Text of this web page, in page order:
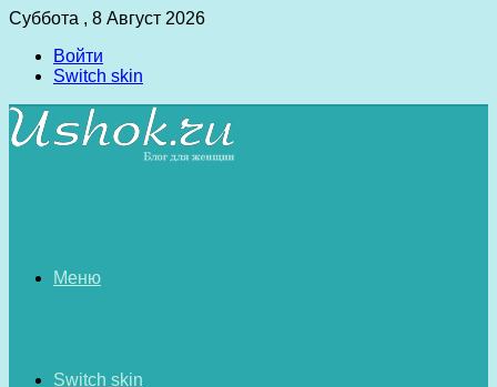
Суббота , 8 Август 2026
Войти
Switch skin
Меню
Switch skin